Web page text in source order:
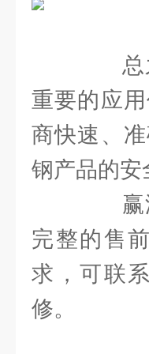
总之
重要的应
商快速、
钢产品的安
赢洲
完整的售
求，可联
修。